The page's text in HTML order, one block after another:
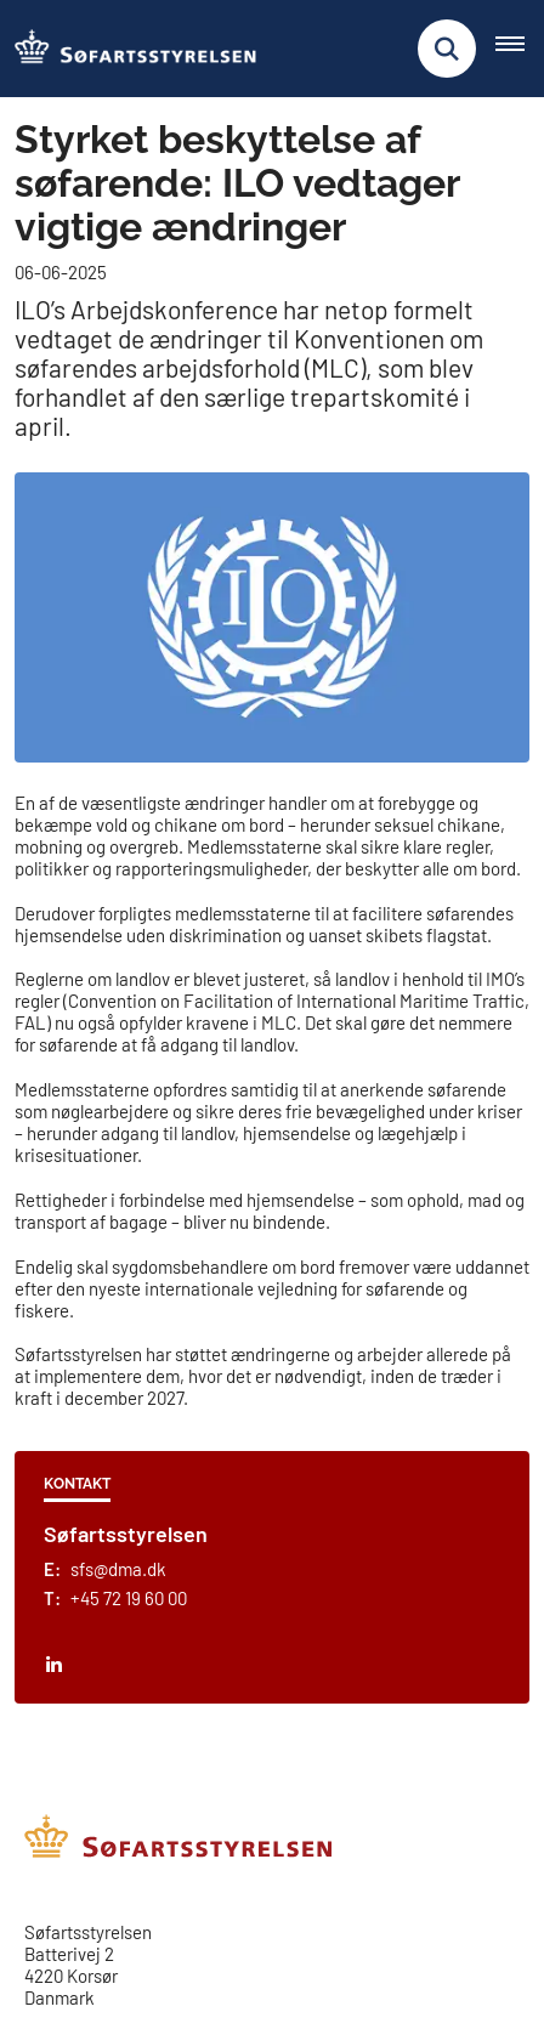
Styrket beskyttelse af
søfarende: ILO vedtager
vigtige ændringer
06-06-2025
ILO’s Arbejdskonference har netop formelt
vedtaget de ændringer til Konventionen om
søfarendes arbejdsforhold (MLC), som blev
forhandlet af den særlige trepartskomité i
april.
En af de væsentligste ændringer handler om at forebygge og
bekæmpe vold og chikane om bord – herunder seksuel chikane,
mobning og overgreb. Medlemsstaterne skal sikre klare regler,
politikker og rapporteringsmuligheder, der beskytter alle om bord.
Derudover forpligtes medlemsstaterne til at facilitere søfarendes
hjemsendelse uden diskrimination og uanset skibets flagstat.
Reglerne om landlov er blevet justeret, så landlov i henhold til IMO’s
regler (Convention on Facilitation of International Maritime Traffic,
FAL) nu også opfylder kravene i MLC. Det skal gøre det nemmere
for søfarende at få adgang til landlov.
Medlemsstaterne opfordres samtidig til at anerkende søfarende
som nøglearbejdere og sikre deres frie bevægelighed under kriser
– herunder adgang til landlov, hjemsendelse og lægehjælp i
krisesituationer.
Rettigheder i forbindelse med hjemsendelse – som ophold, mad og
transport af bagage – bliver nu bindende.
Endelig skal sygdomsbehandlere om bord fremover være uddannet
efter den nyeste internationale vejledning for søfarende og
fiskere.
Søfartsstyrelsen har støttet ændringerne og arbejder allerede på
at implementere dem, hvor det er nødvendigt, inden de træder i
kraft i december 2027.
KONTAKT
Søfartsstyrelsen
E: sfs@dma.dk
T: +45 72 19 60 00
​​Søfartsstyrelsen
Batterivej 2
4220 Korsør
Danmark